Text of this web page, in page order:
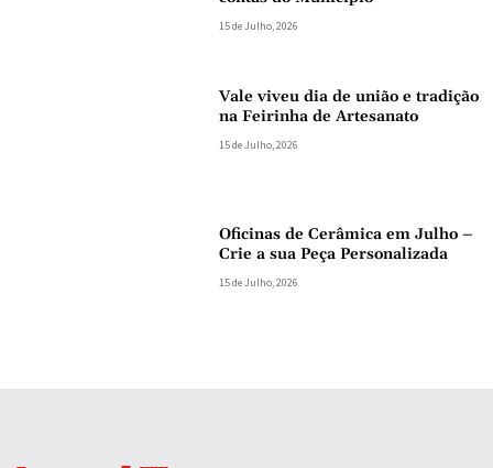
15 de Julho, 2026
Vale viveu dia de união e tradição
na Feirinha de Artesanato
15 de Julho, 2026
Oficinas de Cerâmica em Julho –
Crie a sua Peça Personalizada
15 de Julho, 2026